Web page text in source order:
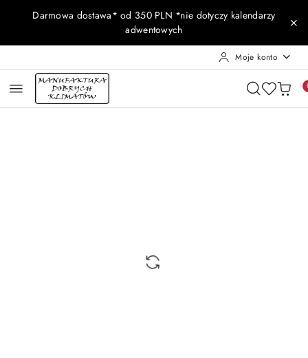
Przejdź do treści głównej
Przejdź do wyszukiwarki
Przejdź do moje konto
Przejdź do menu głównego
Przejdź do opisu produktu
Przejdź do stopki
Darmowa dostawa* od 350 PLN *nie dotyczy kalendarzy
adwentowych
Moje konto